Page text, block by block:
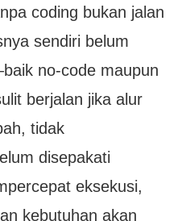
coding bukan jalan
sendiri belum
no-code maupun
berjalan jika alur
tidak
disepakati
eksekusi,
kebutuhan akan